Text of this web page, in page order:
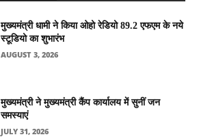
मुख्यमंत्री धामी ने किया ओहो रेडियो 89.2 एफएम के नये
स्टूडियो का शुभारंभ
AUGUST 3, 2026
मुख्यमंत्री ने मुख्यमंत्री कैंप कार्यालय में सुनीं जन
समस्याएं
JULY 31, 2026